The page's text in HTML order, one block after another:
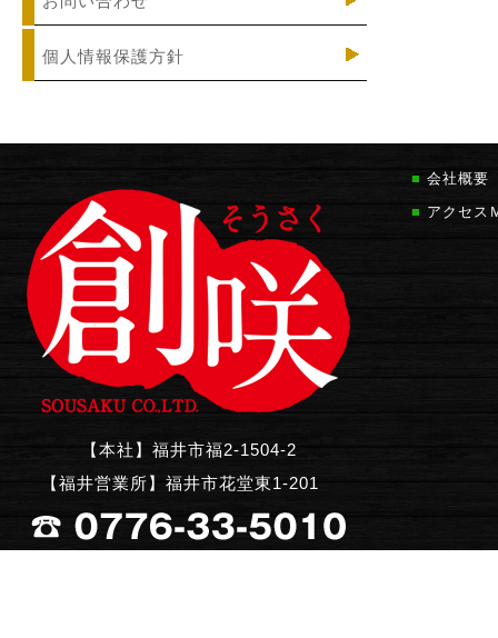
個人情報保護方針
【本社】福井市福2-1504-2
【福井営業所】福井市花堂東1-201
■ 会社概要
■ アクセス